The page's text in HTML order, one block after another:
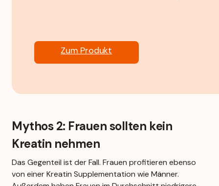
Zum Produkt
Mythos 2: Frauen sollten kein
Kreatin nehmen
Das Gegenteil ist der Fall. Frauen profitieren ebenso
von einer Kreatin Supplementation wie Männer.